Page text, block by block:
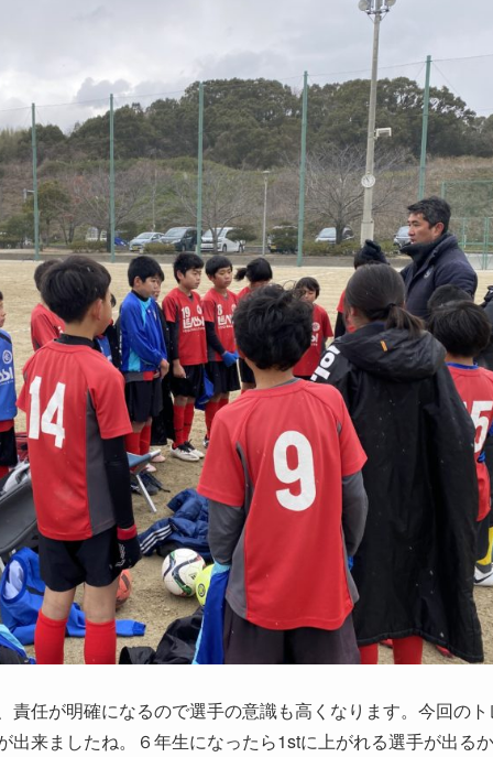
責任が明確になるので選手の意識も高くなります。今回の
出来ましたね。６年生になったら1stに上がれる選手が出る